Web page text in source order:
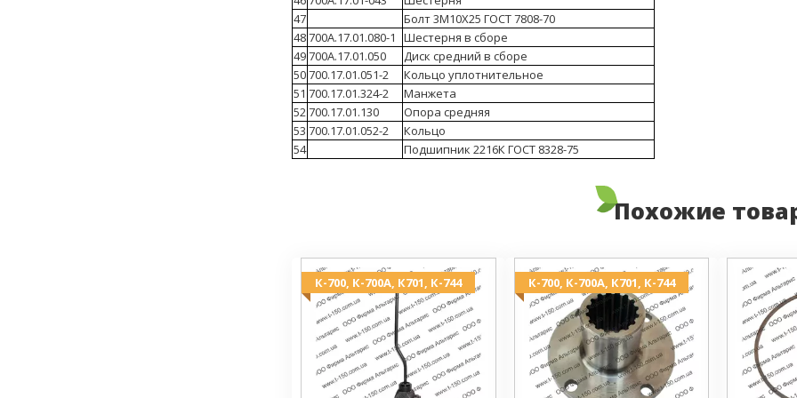
47
Болт 3М10Х25 ГОСТ 7808-70
48700А.17.01.080-1
Шестерня в сборе
49700А.17.01.050
Диск средний в сборе
50700.17.01.051-2
Кольцо уплотнительное
51 700.17.01.324-2
Манжета
52700.17.01.130
Опора средняя
53 700.17.01.052-2
Кольцо
54
Подшипник 2216К ГОСТ 8328-75
Похожие
К-700, К-700А, К701, К-744 К-700, К-700А, К701, К-744